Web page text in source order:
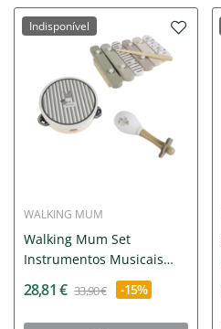
Indisponível
WALKING MUM
Walking Mum Set
Instrumentos Musicais
28,81 € 33,90 € -15%